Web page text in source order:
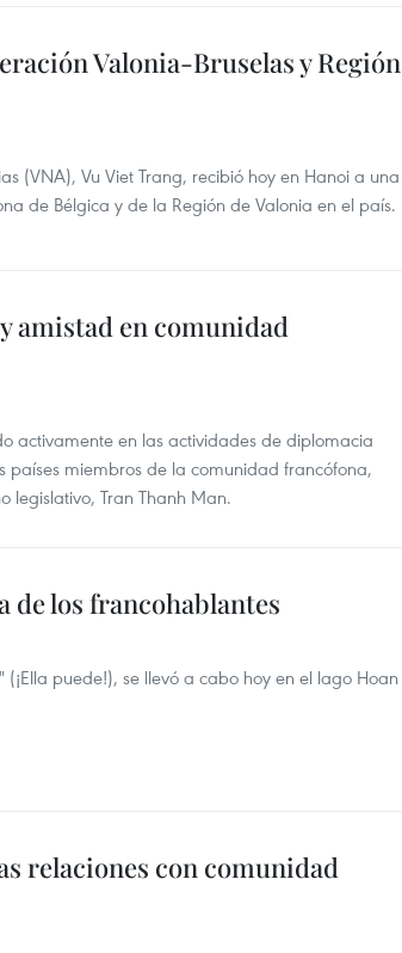
Valonia-Bruselas y Región
(VNA), Vu Viet Trang, recibió hoy en Hanoi a una
de Bélgica y de la Región de Valonia en el país.
amistad en comunidad
activamente en las actividades de diplomacia
miembros de la comunidad francófona,
legislativo, Tran Thanh Man.
de los francohablantes
puede!), se llevó a cabo hoy en el lago Hoan
relaciones con comunidad